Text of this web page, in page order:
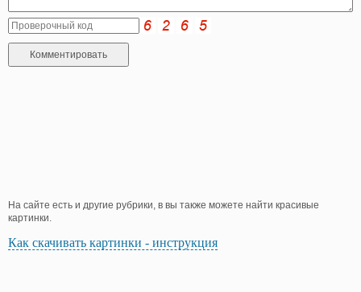
На сайте есть и другие рубрики, в вы также можете найти красивые
картинки.
Как скачивать картинки - инструкция